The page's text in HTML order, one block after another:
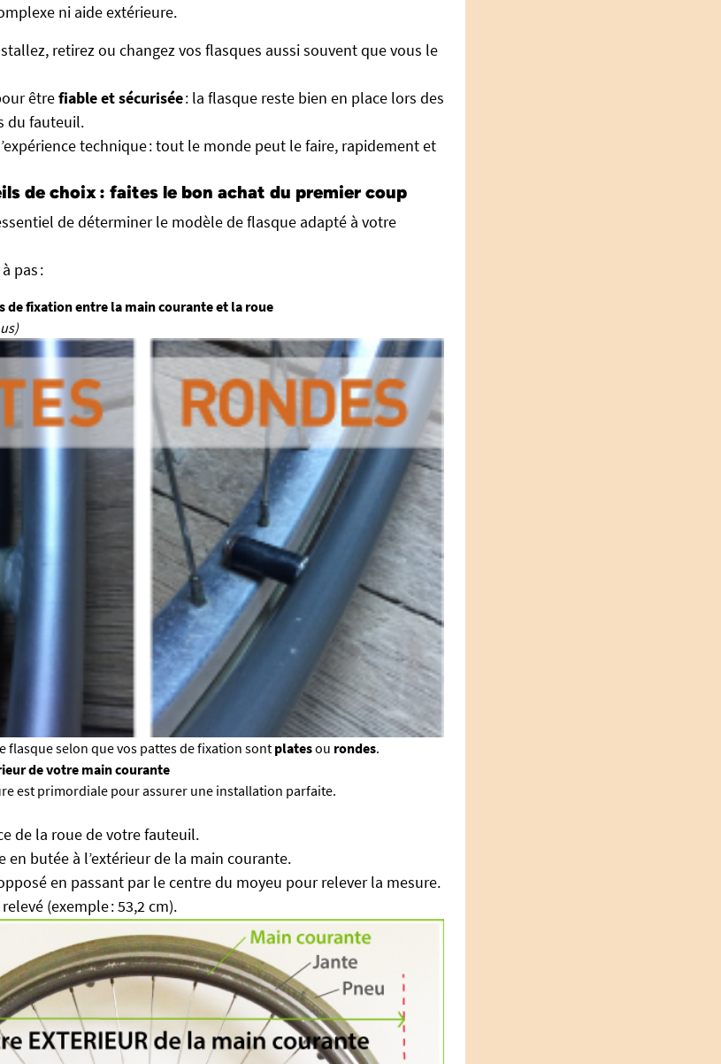
ni aide extérieure.
retirez ou changez vos flasques aussi souvent que vous le
êtrefiable et sécurisée: la flasque reste bien en place lors des
du fauteuil.
technique : tout le monde peut le faire, rapidement et
de choix : faites le bon achat du premier coup
de déterminer le modèle de flasque adapté à votre
pas :
de fixation entre la main courante et la roue
flasque selon que vos pattes de fixation sont platesou rondes.
de votre main courante
est primordiale pour assurer une installation parfaite.
de la roue de votre fauteuil.
en butée à l’extérieur de la main courante.
en passant par le centre du moyeu pour relever la mesure.
(exemple : 53,2 cm).